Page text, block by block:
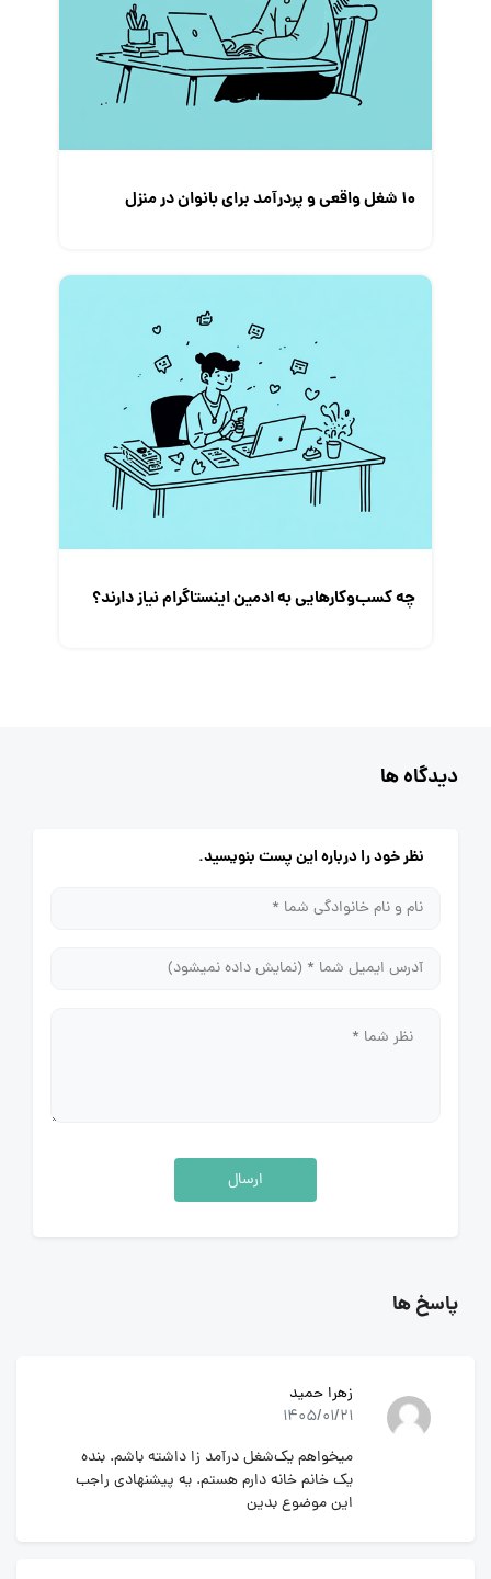
۱۰ شغل واقعی و پردرآمد برای بانوان در منزل
چه کسب‌و‌کارهایی به ادمین اینستاگرام نیاز دارند؟
دیدگاه ها
نظر خود را درباره این پست بنویسید.
ارسال
پاسخ ها
زهرا حمید
1405/01/21
میخواهم یک‌شغل درآمد زا داشته باشم. بنده
یک‌ خانم خانه دارم هستم. یه پیشنهادی راجب
این موضوع بدین